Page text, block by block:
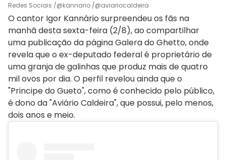
Redes Sociais /@kannario /@aviariocaldeira
O cantor Igor Kannário surpreendeu os fãs na
manhã desta sexta-feira (2/8), ao compartilhar
uma publicação da página Galera do Ghetto, onde
revela que o ex-deputado federal é proprietário de
uma granja de galinhas que produz mais de quatro
mil ovos por dia. O perfil revelou ainda que o
"Principe do Gueto", como é conhecido pelo público,
é dono da "Aviário Caldeira", que possui, pelo menos,
dois anos e meio.